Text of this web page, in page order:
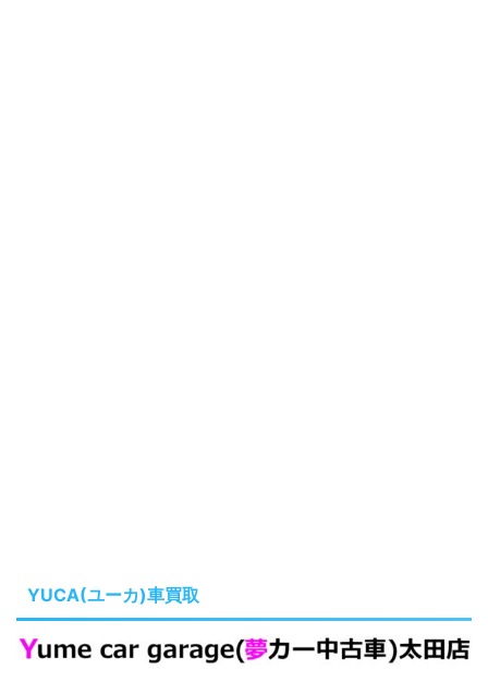
YUCA(ユーカ)車買取